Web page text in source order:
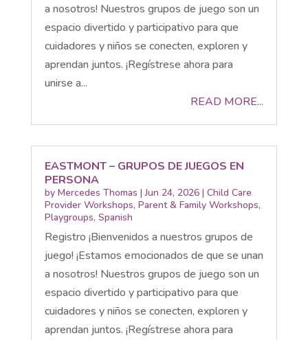
a nosotros! Nuestros grupos de juego son un
espacio divertido y participativo para que
cuidadores y niños se conecten, exploren y
aprendan juntos. ¡Regístrese ahora para
unirse a...
READ MORE...
EASTMONT – GRUPOS DE JUEGOS EN
PERSONA
by Mercedes Thomas |Jun 24, 2026| Child Care
Provider Workshops, Parent & Family Workshops,
Playgroups, Spanish
Registro ¡Bienvenidos a nuestros grupos de
juego! ¡Estamos emocionados de que se unan
a nosotros! Nuestros grupos de juego son un
espacio divertido y participativo para que
cuidadores y niños se conecten, exploren y
aprendan juntos. ¡Regístrese ahora para